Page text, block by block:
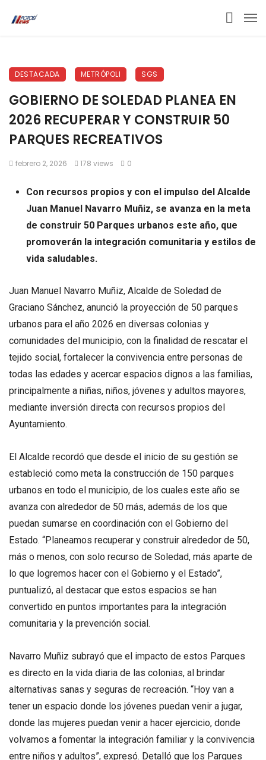
DESTACADA METRÓPOLI SGS
GOBIERNO DE SOLEDAD PLANEA EN
2026 RECUPERAR Y CONSTRUIR 50
PARQUES RECREATIVOS
febrero 2, 2026 178 views 0
Con recursos propios y con el impulso del Alcalde
Juan Manuel Navarro Muñiz, se avanza en la meta
de construir 50 Parques urbanos este año, que
promoverán la integración comunitaria y estilos de
vida saludables.
Juan Manuel Navarro Muñiz, Alcalde de Soledad de
Graciano Sánchez, anunció la proyección de 50 parques
urbanos para el año 2026 en diversas colonias y
comunidades del municipio, con la finalidad de rescatar el
tejido social, fortalecer la convivencia entre personas de
todas las edades y acercar espacios dignos a las familias,
principalmente a niñas, niños, jóvenes y adultos mayores,
mediante inversión directa con recursos propios del
Ayuntamiento.
El Alcalde recordó que desde el inicio de su gestión se
estableció como meta la construcción de 150 parques
urbanos en todo el municipio, de los cuales este año se
avanza con alrededor de 50 más, además de los que
puedan sumarse en coordinación con el Gobierno del
Estado. “Planeamos recuperar y construir alrededor de 50,
más o menos, con solo recurso de Soledad, más aparte de
lo que logremos hacer con el Gobierno y el Estado”,
puntualizó, al destacar que estos espacios se han
convertido en puntos importantes para la integración
comunitaria y la prevención social.
Navarro Muñiz subrayó que el impacto de estos Parques
es directo en la vida diaria de las colonias, al brindar
alternativas sanas y seguras de recreación. “Hoy van a
tener un espacio donde los jóvenes puedan venir a jugar,
donde las mujeres puedan venir a hacer ejercicio, donde
volvamos a fomentar la integración familiar y la convivencia
entre niños y adultos”, expresó. Detalló que los Parques